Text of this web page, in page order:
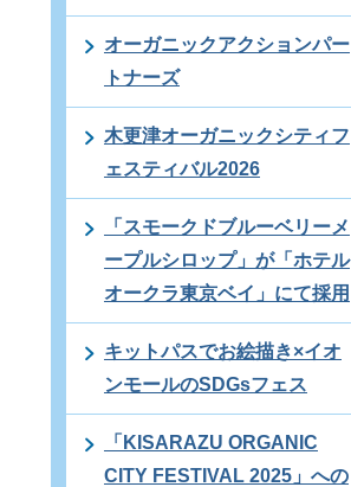
オーガニックアクションパー
トナーズ
木更津オーガニックシティフ
ェスティバル2026
「スモークドブルーベリーメ
ープルシロップ」が「ホテル
オークラ東京ベイ」にて採用
キットパスでお絵描き×イオ
ンモールのSDGsフェス
「KISARAZU ORGANIC
CITY FESTIVAL 2025」への